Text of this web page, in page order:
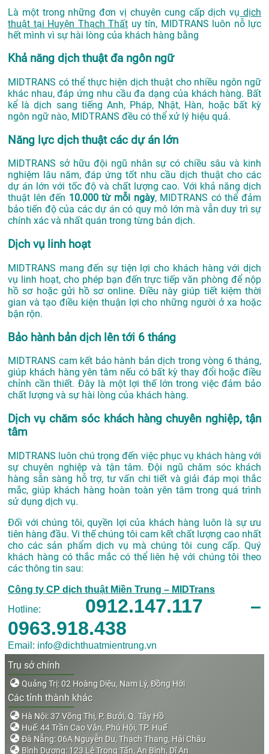
Là một trong những đơn vị chuyên cung cấp dịch vụ dịch
thuật tại Huyện Thạch Thất uy tín, MIDTRANS luôn nỗ lực
hết mình vì sự hài lòng của khách hàng bằng
Khả năng dịch thuật đa ngôn ngữ
MIDTRANS có thể thực hiện dịch thuật cho nhiều ngôn ngữ
khác nhau, đáp ứng nhu cầu đa dạng của khách hàng. Bất
kể là dịch sang tiếng Anh, Pháp, Nhật, Hàn, hoặc bất kỳ
ngôn ngữ nào, MIDTRANS đều có thể xử lý hiệu quả.
Năng lực dịch thuật các dự án lớn
MIDTRANS sở hữu đội ngũ nhân sự có chiều sâu và kinh
nghiệm lâu năm, đáp ứng tốt nhu cầu dịch thuật cho các
dự án lớn với tốc độ và chất lượng cao. Với khả năng dịch
thuật lên đến 10.000 từ mỗi ngày, MIDTRANS có thể đảm
bảo tiến độ của các dự án có quy mô lớn mà vẫn duy trì sự
chính xác và nhất quán trong từng bản dịch.
Dịch vụ linh hoạt
MIDTRANS mang đến sự tiện lợi cho khách hàng với dịch
vụ linh hoạt, cho phép bạn đến trực tiếp văn phòng để nộp
hồ sơ hoặc gửi hồ sơ online. Điều này giúp tiết kiệm thời
gian và tạo điều kiện thuận lợi cho những người ở xa hoặc
bận rộn.
Bảo hành bản dịch lên tới 6 tháng
MIDTRANS cam kết bảo hành bản dịch trong vòng 6 tháng,
giúp khách hàng yên tâm nếu có bất kỳ thay đổi hoặc điều
chỉnh cần thiết. Đây là một lợi thế lớn trong việc đảm bảo
chất lượng và sự hài lòng của khách hàng.
Dịch vụ chăm sóc khách hàng chuyên nghiệp, tận
tâm
MIDTRANS luôn chú trọng đến việc phục vụ khách hàng với
sự chuyên nghiệp và tận tâm. Đội ngũ chăm sóc khách
hàng sẵn sàng hỗ trợ, tư vấn chi tiết và giải đáp mọi thắc
mắc, giúp khách hàng hoàn toàn yên tâm trong quá trình
sử dụng dịch vụ.
Đối với chúng tôi, quyền lợi của khách hàng luôn là sự ưu
tiên hàng đầu. Vi thế chúng tôi cam kết chất lượng cao nhất
cho các sản phẩm dịch vụ mà chúng tôi cung cấp. Quý
khách hàng có thắc mắc có thể liên hệ với chúng tôi theo
các thông tin sau:
Công ty CP dịch thuật Miền Trung – MIDTrans
Hotline: 0912.147.117 –
0963.918.438
Email: info@dichthuatmientrung.vn
Trụ sở chính
Quảng Trị: 02 Hoàng Diệu, Nam Lý, Đồng Hới
Các tỉnh thành khác
Hà Nội: 37 Võng Thị, P. Bưởi, Q. Tây Hồ
Huế: 44 Trần Cao Vân, Phú Hội, TP. Huế
Đà Nẵng: 06A Nguyễn Du, Thạch Thang, Hải Châu
Bình Dương: 123 Lê Trọng Tấn, An Bình, Dĩ An